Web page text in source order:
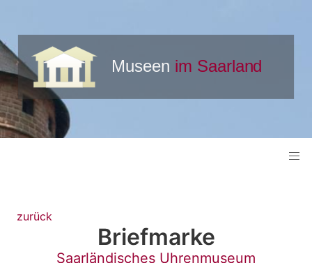
zurück
Briefmarke
Saarländisches Uhrenmuseum